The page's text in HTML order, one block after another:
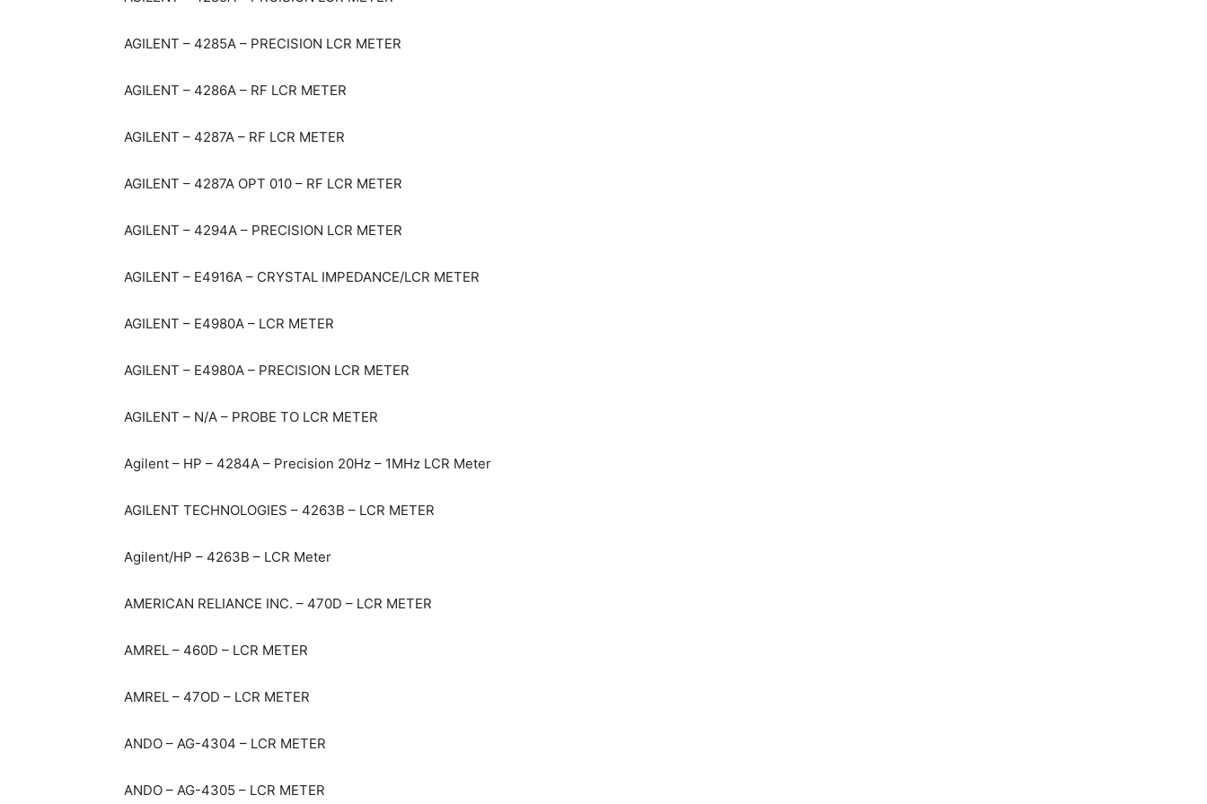
AGILENT – 4285A – PRECISION LCR METER
AGILENT – 4286A – RF LCR METER
AGILENT – 4287A – RF LCR METER
AGILENT – 4287A OPT 010 – RF LCR METER
AGILENT – 4294A – PRECISION LCR METER
AGILENT – E4916A – CRYSTAL IMPEDANCE/LCR METER
AGILENT – E4980A – LCR METER
AGILENT – E4980A – PRECISION LCR METER
AGILENT – N/A – PROBE TO LCR METER
Agilent – HP – 4284A – Precision 20Hz – 1MHz LCR Meter
AGILENT TECHNOLOGIES – 4263B – LCR METER
Agilent/HP – 4263B – LCR Meter
AMERICAN RELIANCE INC. – 470D – LCR METER
AMREL – 460D – LCR METER
AMREL – 47OD – LCR METER
ANDO – AG-4304 – LCR METER
ANDO – AG-4305 – LCR METER